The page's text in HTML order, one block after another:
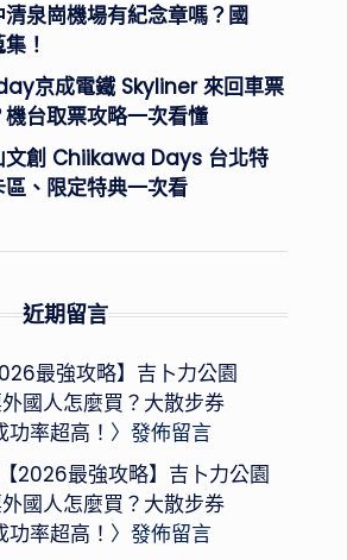
清泉崗機場有紀念章嗎？國
！
京成電鐵 Skyliner 來回車票
台取票攻略一次看懂
文創 Chiikawa Days 台北特
、限定特典一次看
近期留言
最強攻略】吉卜力公園
國人怎麼買？大散步券
功率超高！ 〉發佈留言
【2026最強攻略】吉卜力公園
國人怎麼買？大散步券
功率超高！ 〉發佈留言